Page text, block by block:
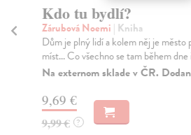
Kdo tu bydlí?
Zárubová Noemi | Kniha
Dům je plný lidí a kolem něj je město
míst... Co všechno se tam během dne
Na externom sklade v ČR.
9,69 €
9,99 € ?